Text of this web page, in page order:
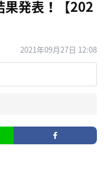
果発表！【202
2021年09月27日 12:08